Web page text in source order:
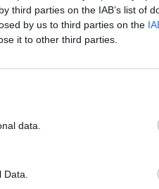
third parties on the IAB’s list of
by us to third parties on the
it to other third parties.
data.
i
di